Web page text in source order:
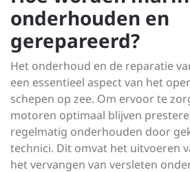
onderhouden en
gerepareerd?
Het onderhoud en de reparatie
een essentieel aspect van het
schepen op zee. Om ervoor te
motoren optimaal blijven
regelmatig onderhouden door
technici. Dit omvat het uitvoeren
het vervangen van versleten